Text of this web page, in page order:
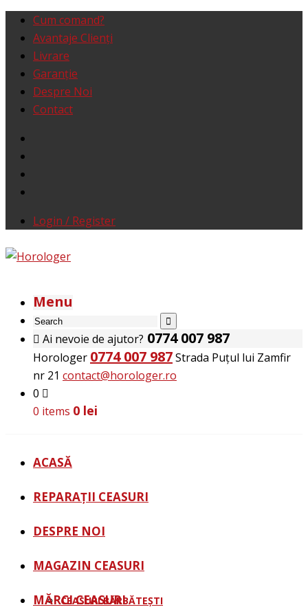
Cum comand?
Avantaje Clienţi
Livrare
Garanţie
Despre Noi
Contact
Login / Register
Menu
Ai nevoie de ajutor? 0774 007 987
Horologer 0774 007 987Strada Puțul lui Zamfir
nr 21 contact@horologer.ro
0
0 items 0 lei
ACASĂ
REPARAȚII CEASURI
DESPRE NOI
MAGAZIN CEASURI
CEASURI BĂRBĂTEȘTI
MĂRCI CEASURI